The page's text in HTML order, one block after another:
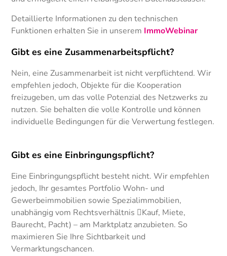
Detaillierte Informationen zu den technischen
Funktionen erhalten Sie in unserem ImmoWebinar
Gibt es eine Zusammenarbeitspflicht?
Nein, eine Zusammenarbeit ist nicht verpflichtend. Wir
empfehlen jedoch, Objekte für die Kooperation
freizugeben, um das volle Potenzial des Netzwerks zu
nutzen. Sie behalten die volle Kontrolle und können
individuelle Bedingungen für die Verwertung festlegen.
Gibt es eine Einbringungspflicht?
Eine Einbringungspflicht besteht nicht. Wir empfehlen
jedoch, Ihr gesamtes Portfolio Wohn- und
Gewerbeimmobilien sowie Spezialimmobilien,
unabhängig vom Rechtsverhältnis Kauf, Miete,
Baurecht, Pacht) – am Marktplatz anzubieten. So
maximieren Sie Ihre Sichtbarkeit und
Vermarktungschancen.